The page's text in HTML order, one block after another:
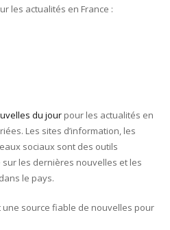
les actualités en France :
du jour pour les actualités en
Les sites d’information, les
sociaux sont des outils
les dernières nouvelles et les
le pays.
une source fiable de nouvelles pour